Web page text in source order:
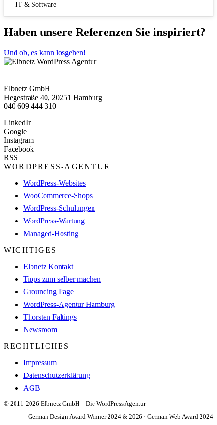
IT & Software
Haben unsere Referenzen Sie inspiriert?
Und ob, es kann losgehen!
Elbnetz GmbH
Hegestraße 40, 20251 Hamburg
040 609 444 310
LinkedIn
Google
Instagram
Facebook
RSS
WORDPRESS-AGENTUR
WordPress-Websites
WooCommerce-Shops
WordPress-Schulungen
WordPress-Wartung
Managed-Hosting
WICHTIGES
Elbnetz Kontakt
Tipps zum selber machen
Grounding Page
WordPress-Agentur Hamburg
Thorsten Faltings
Newsroom
RECHTLICHES
Impressum
Datenschutzerklärung
AGB
© 2011-2026 Elbnetz GmbH – Die WordPress Agentur
German Design Award Winner 2024 & 2026 · German Web Award 2024